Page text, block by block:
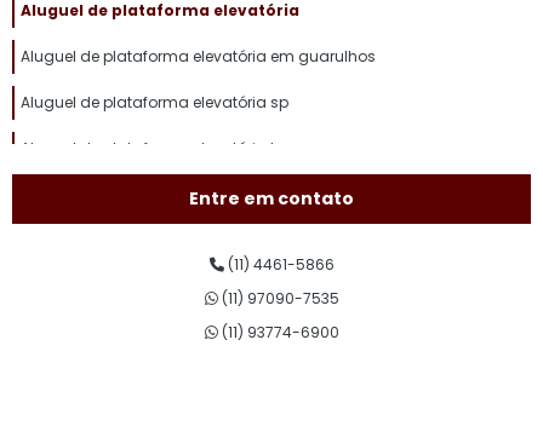
Aluguel de plataforma elevatória
Aluguel de plataforma elevatória em guarulhos
Aluguel de plataforma elevatória sp
Aluguel de plataforma elevatória tesoura
Aluguel de plataforma pantográfica
Aluguel plataforma tesoura
Assistência técnica de plataforma elevatória
Entre em contato
(11) 4461-5866
(11) 97090-7535
(11) 93774-6900